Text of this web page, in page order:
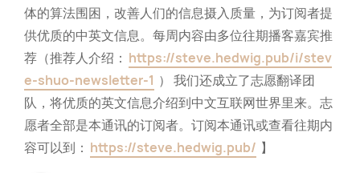
体的算法围困，改善人们的信息摄入质量，为订阅者提
供优质的中英文信息。每周内容由多位往期播客嘉宾推
荐（推荐人介绍： https://steve.hedwig.pub/i/stev
e-shuo-newsletter-1 ） 我们还成立了志愿翻译团
队，将优质的英文信息介绍到中文互联网世界里来。志
愿者全部是本通讯的订阅者。订阅本通讯或查看往期内
容可以到： https://steve.hedwig.pub/ 】